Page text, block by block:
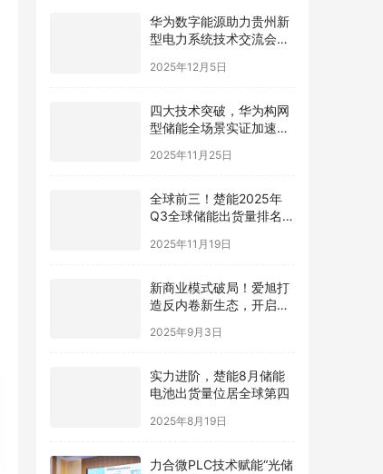
华为数字能源助力贵州新
型电力系统技术交流会在
2025年12月5日
四大技术突破，华为构网
型储能全场景实证加速新
2025年11月25日
全球前三！楚能2025年
Q3全球储能出货量排名再
2025年11月19日
新商业模式破局！爱旭打
造反内卷新生态，开启光
2025年9月3日
实力进阶，楚能8月储能
电池出货量位居全球第四
2025年8月19日
力合微PLC技术赋能“光储